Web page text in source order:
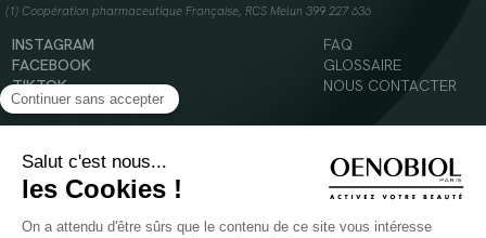
(1) Coopération pharmaceutique Française, RCS Melun 399 227 636
INSTAGRAM
FACEBOOK
TIKTOK
YOUTUBE
FAQ
GLOSSAIRE
NOUS CONTACTER
Mentions légales
Politique en matière de cookies